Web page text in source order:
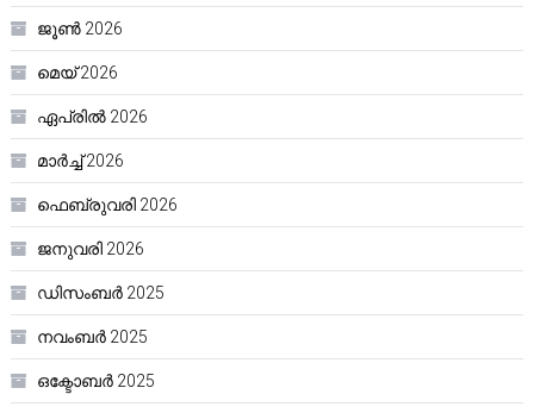
ജൂൺ 2026
മെയ്‌ 2026
ഏപ്രിൽ 2026
മാർച്ച്‌ 2026
ഫെബ്രുവരി 2026
ജനുവരി 2026
ഡിസംബർ 2025
നവംബർ 2025
ഒക്ടോബർ 2025